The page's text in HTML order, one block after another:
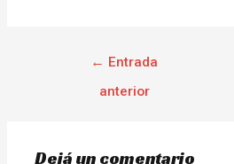
← Entrada
anterior
Dejá un comentario